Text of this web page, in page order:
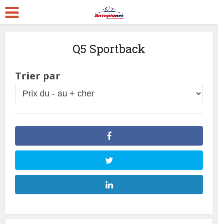
Q5 Sportback
Trier par